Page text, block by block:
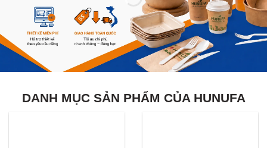
DANH MỤC SẢN PHẨM CỦA HUNUFA